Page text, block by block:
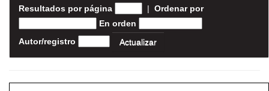
Resultados por página | Ordenar por
En orden
Autor/registro